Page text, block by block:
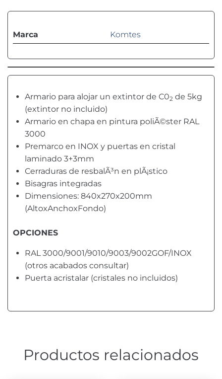
Marca Komtes
Armario para alojar un extintor de C02 de 5kg
(extintor no incluido)
Armario en chapa en pintura poliÃ©ster RAL
3000
Premarco en INOX y puertas en cristal
laminado 3+3mm
Cerraduras de resbalÃ³n en plÃ¡stico
Bisagras integradas
Dimensiones: 840x270x200mm
(AltoxAnchoxFondo)
OPCIONES
RAL 3000/9001/9010/9003/9002GOF/INOX
(otros acabados consultar)
Puerta acristalar (cristales no incluidos)
Productos relacionados